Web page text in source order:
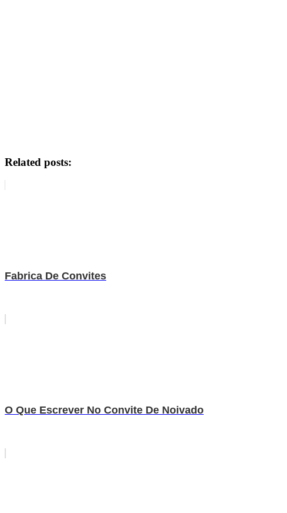
Related posts:
Fabrica De Convites
O Que Escrever No Convite De Noivado